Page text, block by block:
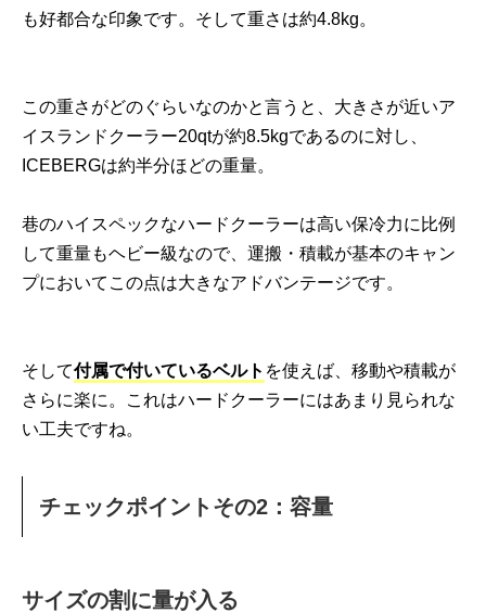
も好都合な印象です。そして重さは約4.8kg。
この重さがどのぐらいなのかと言うと、大きさが近いア
イスランドクーラー20qtが約8.5kgであるのに対し、
ICEBERGは約半分ほどの重量。
巷のハイスペックなハードクーラーは高い保冷力に比例
して重量もヘビー級なので、運搬・積載が基本のキャン
プにおいてこの点は大きなアドバンテージです。
そして付属で付いているベルト を使えば、移動や積載が
さらに楽に。これはハードクーラーにはあまり見られな
い工夫ですね。
チェックポイントその2：容量
サイズの割に量が入る